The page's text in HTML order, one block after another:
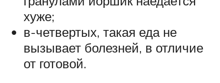
хуже;
в-четвертых, такая еда не
вызывает болезней, в отличие
от готовой.